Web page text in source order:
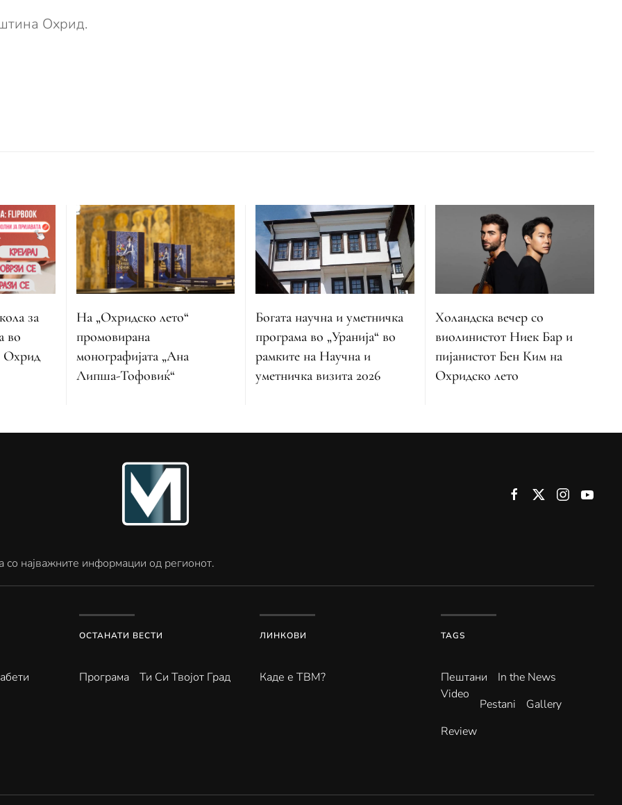
Охрид.
за
во
Охрид
На „Охридско лето“
промовирана
монографијата „Ана
Липша-Тофовиќ“
Богата научна и уметничка
програма во „Уранија“ во
рамките на Научна и
уметничка визита 2026
Холандска вечер со
виолинистот Ниек Бар и
пијанистот Бен Ким на
Охридско лето
најважните информации од регионот.
ОСТАНАТИ ВЕСТИ
Програма Ти Си Твојот Град
ЛИНКОВИ
Каде е ТВМ?
TAGS
Пештани
In the News
Video
Pestani
Gallery
Review